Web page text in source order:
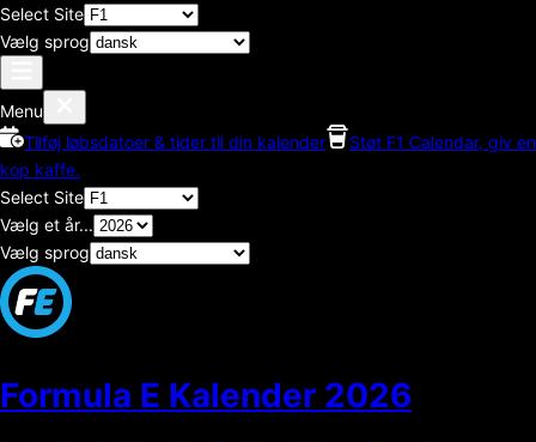
Select Site
Vælg sprog
Menu
Tilføj løbsdatoer & tider til din kalender
Støt F1 Calendar, giv en
kop kaffe.
Select Site
Vælg et år...
Vælg sprog
Formula E Kalender 2026